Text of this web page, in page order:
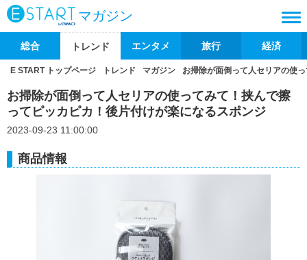
マガジン
総合 トレンド エンタメ 旅行 経済
E START トップページ トレンド マガジン お掃除が面倒って人セリアの使
お掃除が面倒って人セリアの使ってみて！挟んで擦
ってピッカピカ！後片付けが楽になるスポンジ
2023-09-23 11:00:00
商品情報